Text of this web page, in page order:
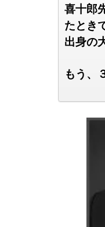
喜十郎
たとき
出身の
もう、